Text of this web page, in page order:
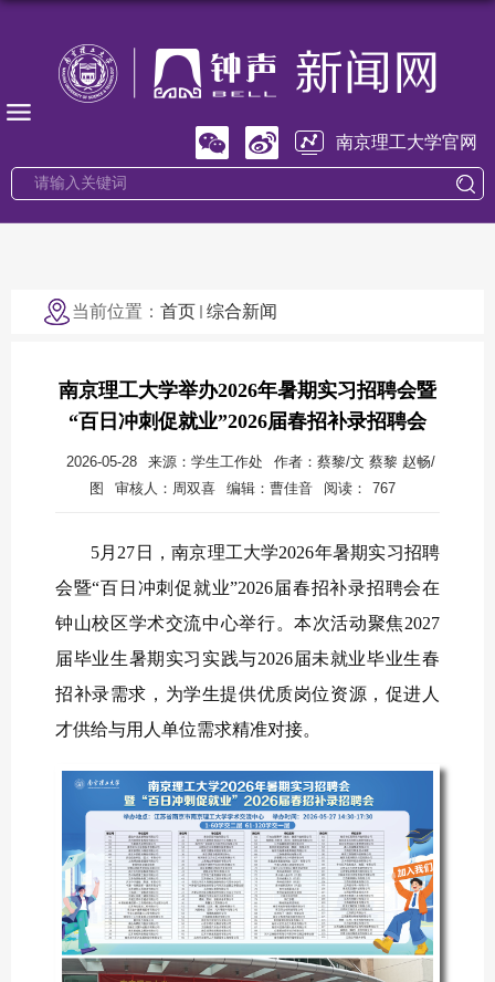
南京理工大学官网
当前位置： 首页 综合新闻
南京理工大学举办2026年暑期实习招聘会暨
“百日冲刺促就业”2026届春招补录招聘会
2026-05-28 来源：学生工作处
作者：蔡黎/文 蔡黎 赵畅/
图
审核人：周双喜 编辑：曹佳音 阅读： 767
5月27日，南京理工大学2026年暑期实习招聘
会暨“百日冲刺促就业”2026届春招补录招聘会在
钟山校区学术交流中心举行。本次活动聚焦2027
届毕业生暑期实习实践与2026届未就业毕业生春
招补录需求，为学生提供优质岗位资源，促进人
才供给与用人单位需求精准对接。